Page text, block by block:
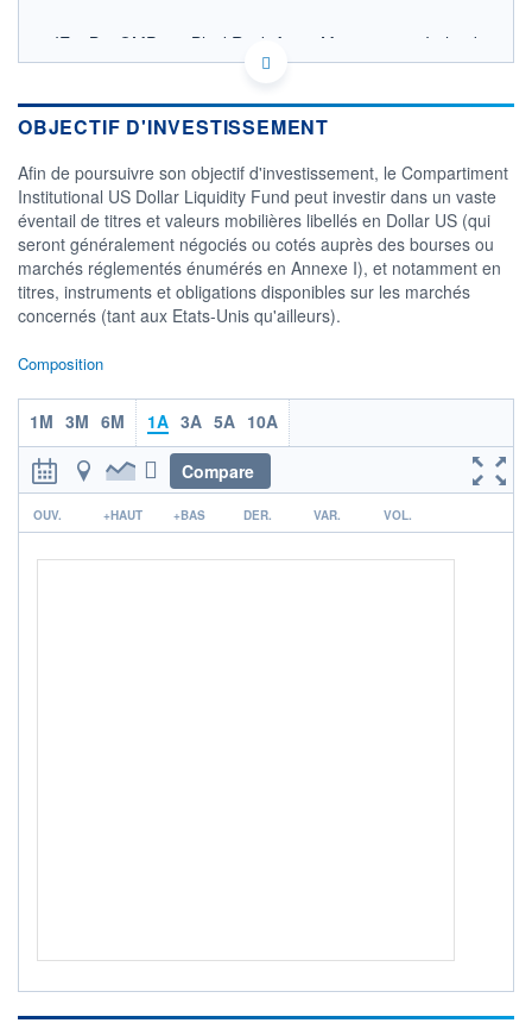
IE00B50QMP13 - BlackRock Asset Management Ireland
Ltd
Consulter le prospectus / DIC
05/12 08/04
1,0
1,1
Monétaires USD Court
FONDS PARTENAIRES
TARIFS PRIVILÉGIÉS 0%
ÉLIGIBILITÉ
PEA PEA-PME BOURSOVIE LUX
BOURSOVIE
CTO BUSINESS
Non éligible Boursobank
OBJECTIF D'INVESTISSEMENT
Afin de poursuivre son objectif d'investissement, le Compartiment
Institutional US Dollar Liquidity Fund peut investir dans un vaste
éventail de titres et valeurs mobilières libellés en Dollar US (qui
seront généralement négociés ou cotés auprès des bourses ou
marchés réglementés énumérés en Annexe I), et notamment en
titres, instruments et obligations disponibles sur les marchés
concernés (tant aux Etats-Unis qu'ailleurs).
Composition
1M 3M 6M 1A 3A 5A 10A
Compare
r
OUV. +HAUT +BAS DER. VAR. VOL.